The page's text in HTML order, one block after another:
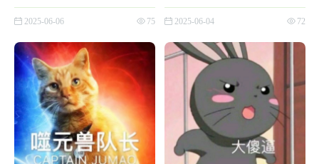
2025-06-06 75 2025-06-04 72